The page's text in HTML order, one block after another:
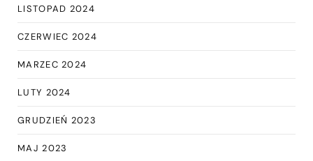
LISTOPAD 2024
CZERWIEC 2024
MARZEC 2024
LUTY 2024
GRUDZIEŃ 2023
MAJ 2023